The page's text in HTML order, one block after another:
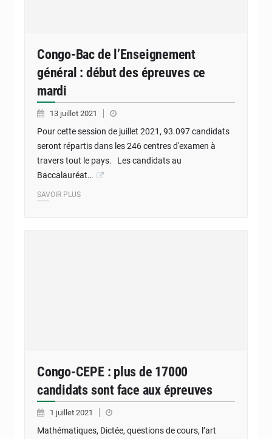
Congo-Bac de l’Enseignement
général : début des épreuves ce
mardi
13 juillet 2021
Pour cette session de juillet 2021, 93.097 candidats
seront répartis dans les 246 centres d'examen à
travers tout le pays. Les candidats au
Baccalauréat…
SAVOIR PLUS
Congo-CEPE : plus de 17000
candidats sont face aux épreuves
1 juillet 2021
Mathématiques, Dictée, questions de cours, l’art